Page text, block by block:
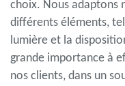
choix. Nous adaptons
différents éléments,
lumière et la
grande importance à
nos clients, dans un